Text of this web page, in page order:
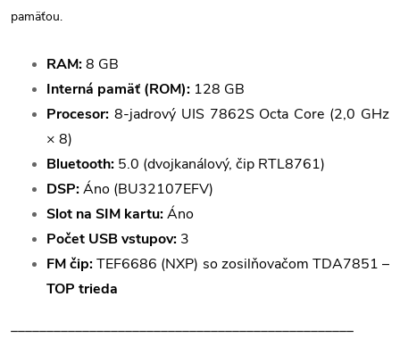
pamäťou.
RAM:8 GB
Interná pamäť (ROM): 128 GB
Procesor: 8-jadrový UIS 7862S Octa Core (2,0 GHz
× 8)
Bluetooth: 5.0 (dvojkanálový, čip RTL8761)
DSP:Áno (BU32107EFV)
Slot na SIM kartu:Áno
Počet USB vstupov: 3
FM čip:TEF6686 (NXP) so zosilňovačom TDA7851 –
TOP trieda
________________________________________________